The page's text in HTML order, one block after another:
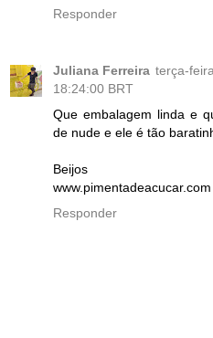
Responder
Juliana Ferreira terça-
18:24:00 BRT
Que embalagem linda e
de nude e ele é tão
Beijos
www.pimentadeacucar.com
Responder